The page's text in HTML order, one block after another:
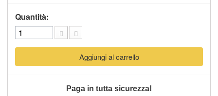
Quantità:
Aggiungi al carrello
Paga in tutta sicurezza!